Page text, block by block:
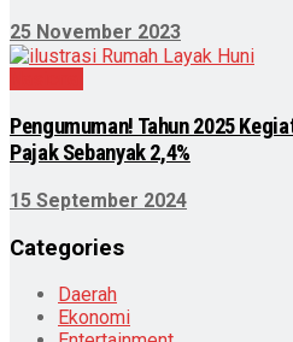
25 November 2023
Pengumuman! Tahun 2025
Pajak Sebanyak 2,4%
15 September 2024
Categories
Daerah
Ekonomi